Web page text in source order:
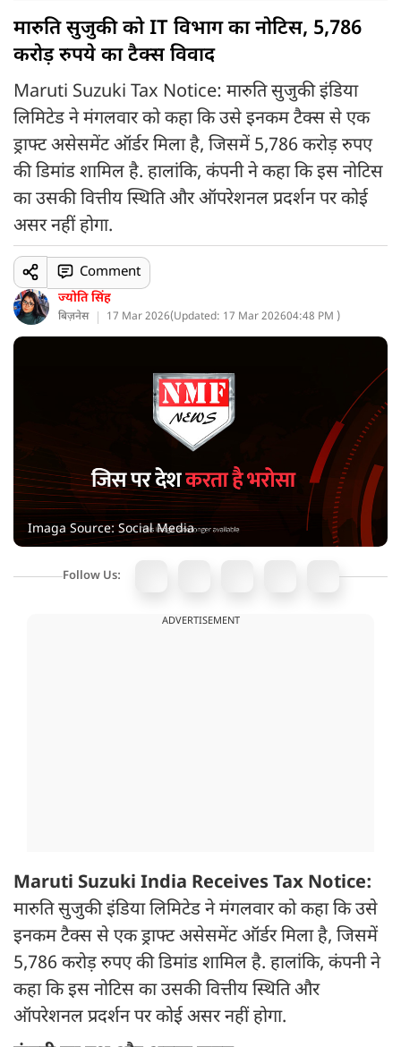
मारुति सुजुकी को IT विभाग का नोटिस, 5,786
करोड़ रुपये का टैक्स विवाद
Maruti Suzuki Tax Notice: मारुति सुजुकी इंडिया
लिमिटेड ने मंगलवार को कहा कि उसे इनकम टैक्स से एक
ड्राफ्ट असेसमेंट ऑर्डर मिला है, जिसमें 5,786 करोड़ रुपए
की डिमांड शामिल है. हालांकि, कंपनी ने कहा कि इस नोटिस
का उसकी वित्तीय स्थिति और ऑपरेशनल प्रदर्शन पर कोई
असर नहीं होगा.
ज्योति सिंह
बिज़नेस 17 Mar 2026(Updated: 17 Mar 202604:48 PM )
Comment
Imaga Source: Social Media
Follow Us:
ADVERTISEMENT
Maruti Suzuki India Receives Tax Notice:
मारुति सुजुकी इंडिया लिमिटेड ने मंगलवार को कहा कि उसे
इनकम टैक्स से एक ड्राफ्ट असेसमेंट ऑर्डर मिला है, जिसमें
5,786 करोड़ रुपए की डिमांड शामिल है. हालांकि, कंपनी ने
कहा कि इस नोटिस का उसकी वित्तीय स्थिति और
ऑपरेशनल प्रदर्शन पर कोई असर नहीं होगा.